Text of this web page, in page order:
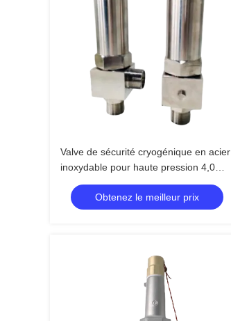
Valve de sécurité cryogénique en acier
inoxydable pour haute pression 4,0
MPa et températures extrêmes de
-196°C à +120°C
Obtenez le meilleur prix